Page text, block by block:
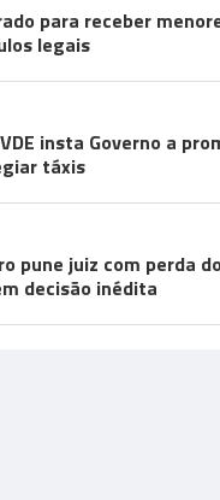
para receber
legais
insta Governo a
táxis
pune juiz com perda
decisão inédita